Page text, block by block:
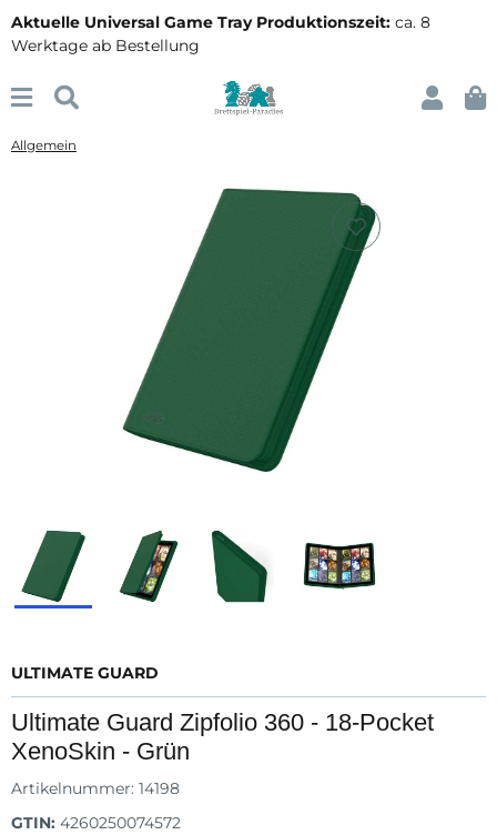
Aktuelle Universal Game Tray Produktionszeit: ca. 8
Werktage ab Bestellung
Allgemein
ULTIMATE GUARD
Ultimate Guard Zipfolio 360 - 18-Pocket
XenoSkin - Grün
Artikelnummer: 14198
GTIN: 4260250074572